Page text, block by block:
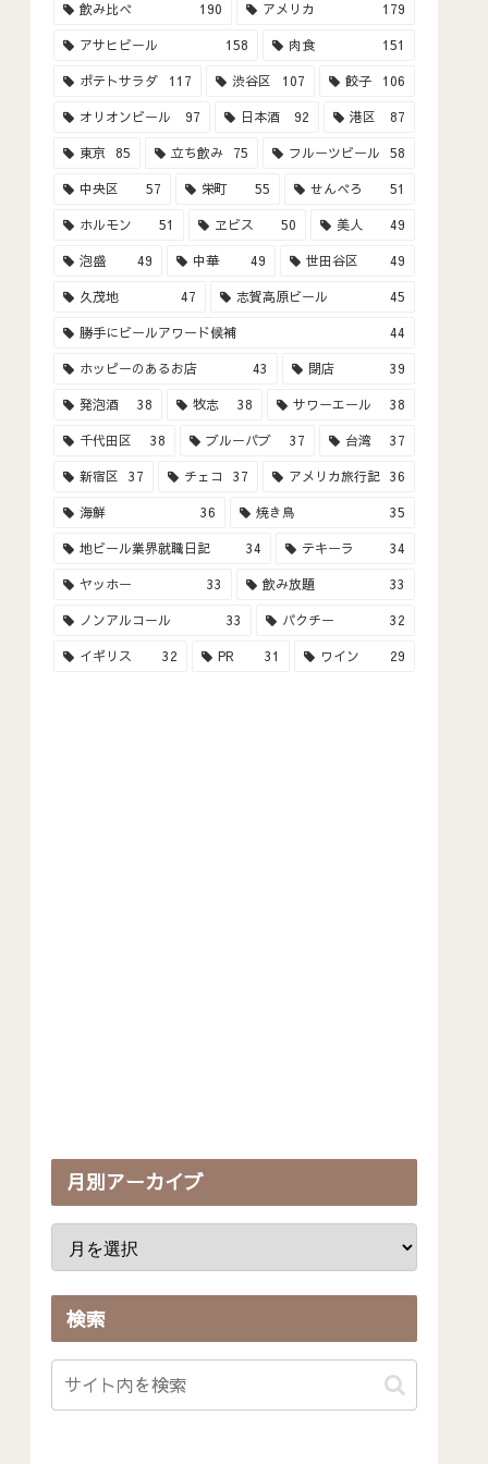
飲み比べ 190 アメリカ 179
アサヒビール 158 肉食 151
ポテトサラダ 117 渋谷区 107 餃子 106
オリオンビール 97 日本酒 92 港区 87
東京 85 立ち飲み 75 フルーツビール 58
中央区 57 栄町 55 せんべろ 51
ホルモン 51 ヱビス 50 美人 49
泡盛 49 中華 49 世田谷区 49
久茂地 47 志賀高原ビール 45
勝手にビールアワード候補 44
ホッピーのあるお店 43 閉店 39
発泡酒 38 牧志 38 サワーエール 38
千代田区 38 ブルーパブ 37 台湾 37
新宿区 37 チェコ 37 アメリカ旅行記 36
海鮮 36 焼き鳥 35
地ビール業界就職日記 34 テキーラ 34
ヤッホー 33 飲み放題 33
ノンアルコール 33 パクチー 32
イギリス 32 PR 31 ワイン 29
月別アーカイブ
検索